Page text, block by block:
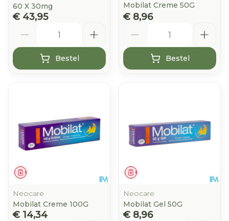
60 X 30mg
€ 43,95
Bestel
Mobilat Creme 50G
€ 8,96
Bestel
Geneesmiddel
Neocare
Mobilat Creme 100G
€ 14,34
Geneesmiddel
Neocare
Mobilat Gel 50G
€ 8,96